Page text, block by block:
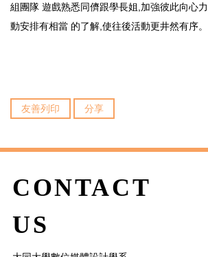
組團隊 遊戲熟悉同儕跟學長姐,加強彼此向心
動安排有相當 的了解,使往後活動更井然有序。
友善列印 分享
CONTACT
US